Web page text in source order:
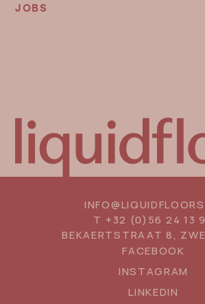
JOBS
T +32 (0)56 24 13
BEKAERTSTRAAT 8,
FACEBOOK
INSTAGRAM
LINKEDIN